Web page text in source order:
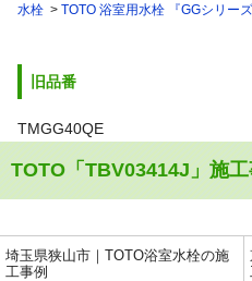
水栓
TOTO 浴室用水栓 『GGシリー
旧品番
TMGG40QE
TOTO「TBV03414J」施工
埼玉県狭山市｜TOTO浴室水栓の施
工事例